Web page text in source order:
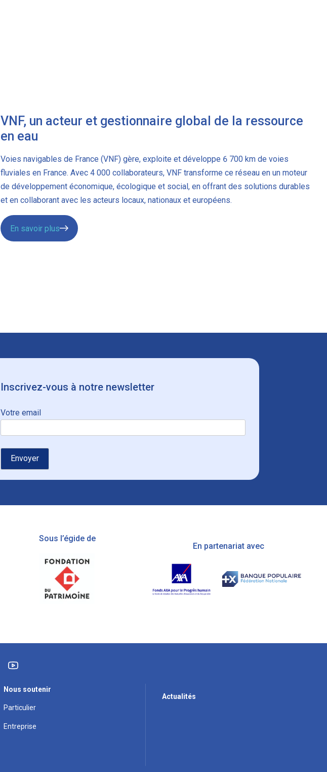
VNF, un acteur et gestionnaire global de la ressource
en eau
Voies navigables de France (VNF) gère, exploite et développe 6 700 km de voies
fluviales en France. Avec 4 000 collaborateurs, VNF transforme ce réseau en un moteur
de développement économique, écologique et social, en offrant des solutions durables
et en collaborant avec les acteurs locaux, nationaux et européens.
En savoir plus
Inscrivez-vous à notre newsletter
Votre email
Sous l’égide de
En partenariat avec
Nous soutenir
Particulier
Entreprise
Actualités